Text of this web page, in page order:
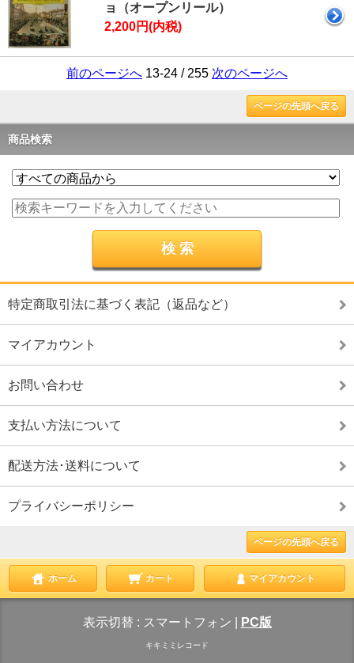
ョ（オープンリール）
2,200円(内税)
前のページへ 13-24 / 255 次のページへ
ページの先頭へ戻る
商品検索
特定商取引法に基づく表記（返品など）
マイアカウント
お問い合わせ
支払い方法について
配送方法･送料について
プライバシーポリシー
ページの先頭へ戻る
ホーム カート マイアカウント
表示切替 : スマートフォン PC版
キキミミレコード